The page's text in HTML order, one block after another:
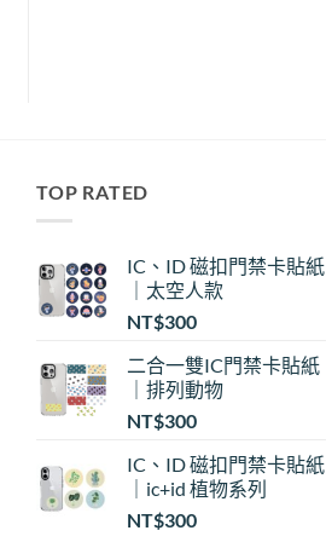
TOP RATED
IC、ID 磁扣門禁卡貼紙
｜太空人款
NT$300
二合一雙IC門禁卡貼紙
｜排列動物
NT$300
IC、ID 磁扣門禁卡貼紙
｜ic+id 植物系列
NT$300